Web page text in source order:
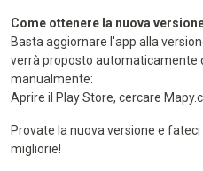
Come ottenere la nuova
Basta aggiornare l'app alla
verrà proposto
manualmente:
Aprire il Play Store, cercare
Provate la nuova versione e
migliorie!